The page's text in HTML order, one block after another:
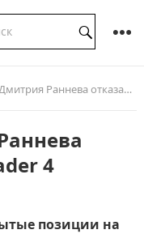
Раннева отказался от MetaTrader 4
4
позиции на